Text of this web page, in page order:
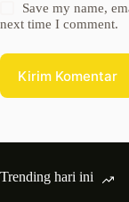
Save my name,
next time I comment.
Kirim Komentar
Trending hari ini